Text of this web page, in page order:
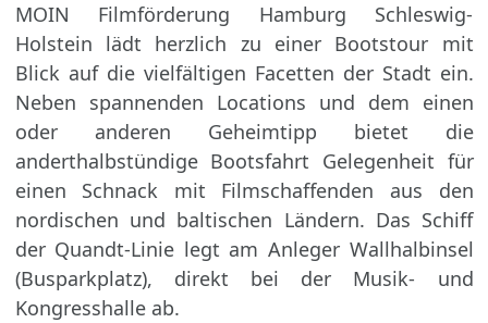
MOIN Filmförderung Hamburg Schleswig-
Holstein lädt herzlich zu einer Bootstour mit
Blick auf die vielfältigen Facetten der Stadt ein.
Neben spannenden Locations und dem einen
oder anderen Geheimtipp bietet die
anderthalbstündige Bootsfahrt Gelegenheit für
einen Schnack mit Filmschaffenden aus den
nordischen und baltischen Ländern. Das Schiff
der Quandt-Linie legt am Anleger Wallhalbinsel
(Busparkplatz), direkt bei der Musik- und
Kongresshalle ab.